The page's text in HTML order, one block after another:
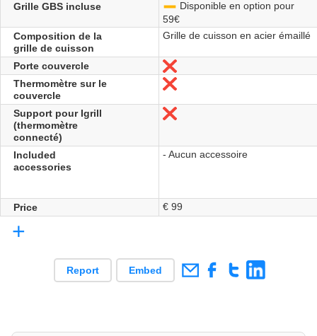
Grille GBS incluse
Disponible en option pour
59€
Composition de la
grille de cuisson
Grille de cuisson en acier émaillé
Porte couvercle
No
Thermomètre sur le
couvercle
No
Support pour Igrill
(thermomètre
connecté)
No
Included
accessories
- Aucun accessoire
Price € 99
+
Report Embed